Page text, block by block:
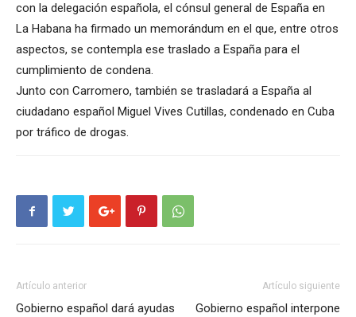
con la delegación española, el cónsul general de España en
La Habana ha firmado un memorándum en el que, entre otros
aspectos, se contempla ese traslado a España para el
cumplimiento de condena.
Junto con Carromero, también se trasladará a España al
ciudadano español Miguel Vives Cutillas, condenado en Cuba
por tráfico de drogas.
Artículo anterior
Gobierno español dará ayudas
Artículo siguiente
Gobierno español interpone